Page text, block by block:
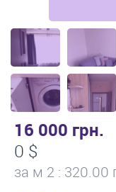
16 000 грн.
0 $
за м 2 : 320.00